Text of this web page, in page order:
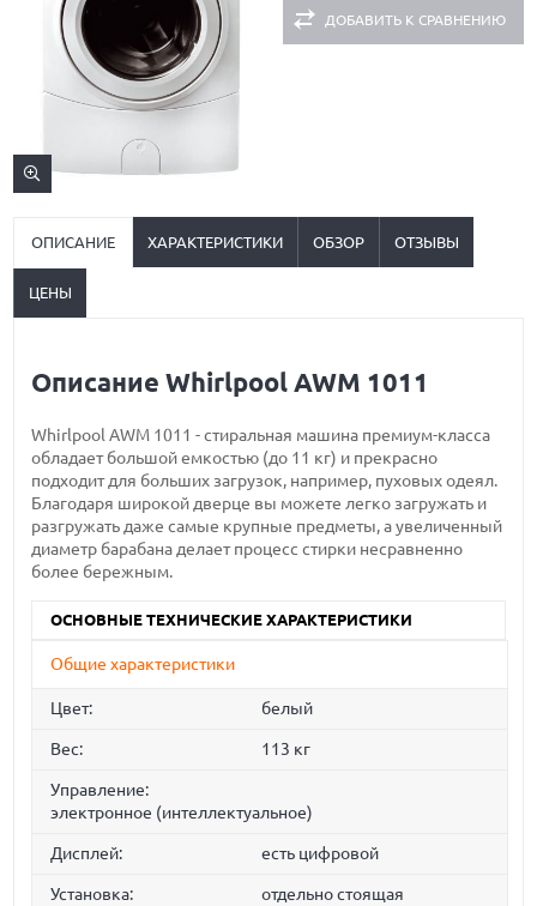
ДОБАВИТЬ К СРАВНЕНИЮ
ОПИСАНИЕ ХАРАКТЕРИСТИКИ ОБЗОР ОТЗЫВЫ
ЦЕНЫ
Описание Whirlpool AWM 1011
Whirlpool AWM 1011 - стиральная машина премиум-класса
обладает большой емкостью (до 11 кг) и прекрасно
подходит для больших загрузок, например, пуховых одеял.
Благодаря широкой дверце вы можете легко загружать и
разгружать даже самые крупные предметы, а увеличенный
диаметр барабана делает процесс стирки несравненно
более бережным.
ОСНОВНЫЕ ТЕХНИЧЕСКИЕ ХАРАКТЕРИСТИКИ
Общие характеристики
Цвет: белый
Вес: 113 кг
Управление:
электронное (интеллектуальное)
Дисплей: есть цифровой
Установка: отдельно стоящая